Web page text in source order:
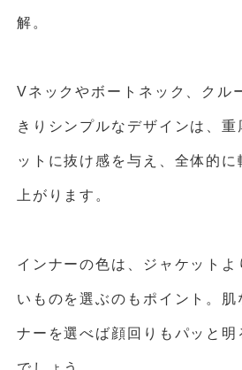
解。
Vネックやボートネック、クル
きりシンプルなデザインは、重
ットに抜け感を与え、全体的
上がります。
インナーの色は、ジャケットよ
いものを選ぶのもポイント。肌
ナーを選べば顔回りもパッと明